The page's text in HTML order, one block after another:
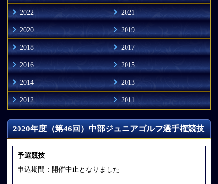
2022 2021
2020 2019
2018 2017
2016 2015
2014 2013
2012 2011
2020年度（第46回）中部ジュニアゴルフ選手権競技
予選競技
申込期間：開催中止となりました